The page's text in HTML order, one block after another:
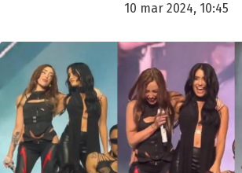
10 mar 2024, 10:45